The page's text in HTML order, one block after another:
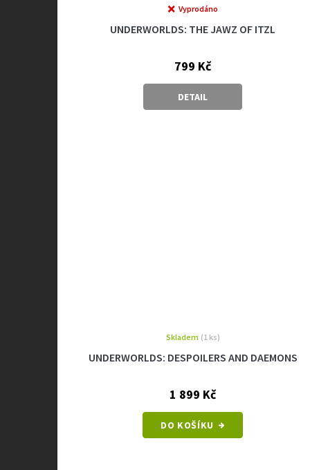
UNDERWORLDS: THE JAWZ OF ITZL
Vyprodáno
799 Kč
DETAIL
UNDERWORLDS: DESPOILERS AND DAEMONS
Skladem (1 ks)
1 899 Kč
DO KOŠÍKU